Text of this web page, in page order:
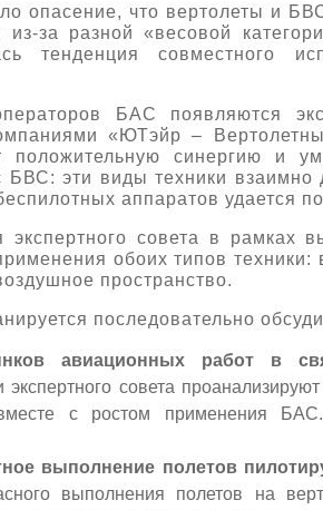
опасение, что вертолеты и
из-за разной «весовой
тенденция совместного
БАС появляются
«ЮТэйр –
положительную синергию и
БВС: эти виды техники взаимно
аппаратов удается
экспертного совета в рамках
обоих типов
пространство.
последовательно
авиационных работ в
экспертного совета
с ростом применения
выполнение полетов
выполнения полетов на